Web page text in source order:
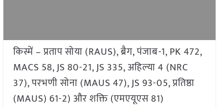
किस्में – प्रताप सोया (RAUS), ब्रैग, पंजाब-1, PK 472,
MACS 58, JS 80-21, JS 335, अहिल्या 4 (NRC
37), परभणी सोना (MAUS 47), JS 93-05, प्रतिष्ठा
(MAUS) 61-2) और शक्ति (एमएयूएस 81)